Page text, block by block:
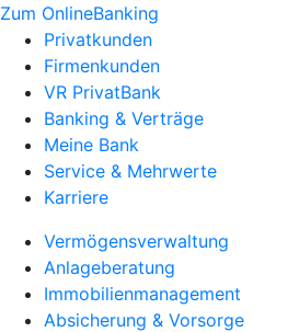
Zum OnlineBanking
Privatkunden
Firmenkunden
VR PrivatBank
Banking & Verträge
Meine Bank
Service & Mehrwerte
Karriere
Vermögensverwaltung
Anlageberatung
Immobilienmanagement
Absicherung & Vorsorge